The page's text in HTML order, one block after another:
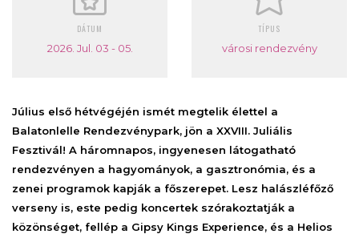
DÁTUM
2026. Jul. 03 - 05.
TÍPUS
városi rendezvény
Július első hétvégéjén ismét megtelik élettel a
Balatonlelle Rendezvénypark, jön a XXVIII. Juliális
Fesztivál! A háromnapos, ingyenesen látogatható
rendezvényen a hagyományok, a gasztronómia, és a
zenei programok kapják a főszerepet. Lesz halászléfőző
verseny is, este pedig koncertek szórakoztatják a
közönséget, fellép a Gipsy Kings Experience, és a Helios